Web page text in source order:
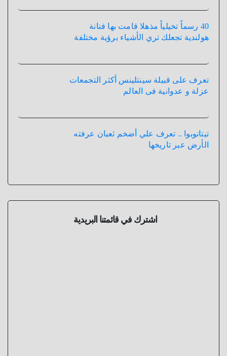
40 رسماً تخيلياً مذهلا قامت بها فنانة
هولندية تجعلك تري الأشياء برؤية مختلفة
تعرف على قبيلة سينتلينس أكثر التجمعات
عزلة و عدوانية فى العالم
تيتانوبوا .. تعرف علي أضخم ثعبان عرفته
الأرض عبر تاريخها
اشترك في قائمتنا البريدية